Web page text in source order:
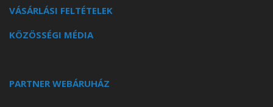
VÁSÁRLÁSI FELTÉTELEK
KÖZÖSSÉGI MÉDIA
PARTNER WEBÁRUHÁZ